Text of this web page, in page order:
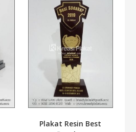
Plakat Resin Best